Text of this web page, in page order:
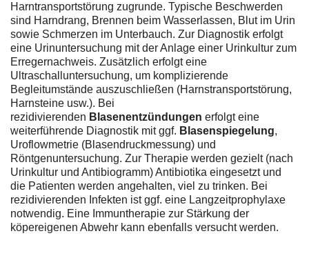
Harntransportstörung zugrunde. Typische Beschwerden
sind Harndrang, Brennen beim Wasserlassen, Blut im Urin
sowie Schmerzen im Unterbauch. Zur Diagnostik erfolgt
eine Urinuntersuchung mit der Anlage einer Urinkultur zum
Erregernachweis. Zusätzlich erfolgt eine
Ultraschalluntersuchung, um komplizierende
Begleitumstände auszuschließen (Harnstransportstörung,
Harnsteine usw.). Bei
rezidivierenden Blasenentzündungen erfolgt eine
weiterführende Diagnostik mit ggf. Blasenspiegelung,
Uroflowmetrie (Blasendruckmessung) und
Röntgenuntersuchung. Zur Therapie werden gezielt (nach
Urinkultur und Antibiogramm) Antibiotika eingesetzt und
die Patienten werden angehalten, viel zu trinken. Bei
rezidivierenden Infekten ist ggf. eine Langzeitprophylaxe
notwendig. Eine Immuntherapie zur Stärkung der
köpereigenen Abwehr kann ebenfalls versucht werden.